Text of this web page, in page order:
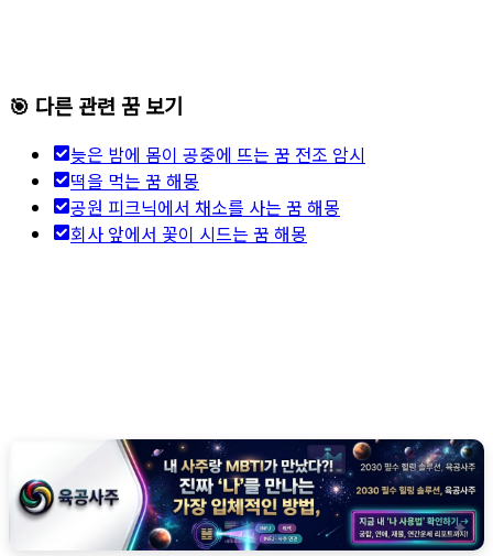
🎯 다른 관련 꿈 보기
늦은 밤에 몸이 공중에 뜨는 꿈 전조 암시
떡을 먹는 꿈 해몽
공원 피크닉에서 채소를 사는 꿈 해몽
회사 앞에서 꽃이 시드는 꿈 해몽